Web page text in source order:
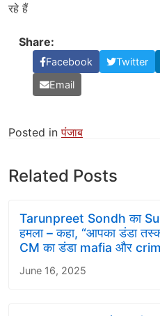
रहे हैं
Share:
Facebook Twitter
Email
Posted inपंजाब
Related Posts
Tarunpreet Sondh का
हमला – कहा, “आपका डंडा
CM का डंडा mafia और
June 16, 2025